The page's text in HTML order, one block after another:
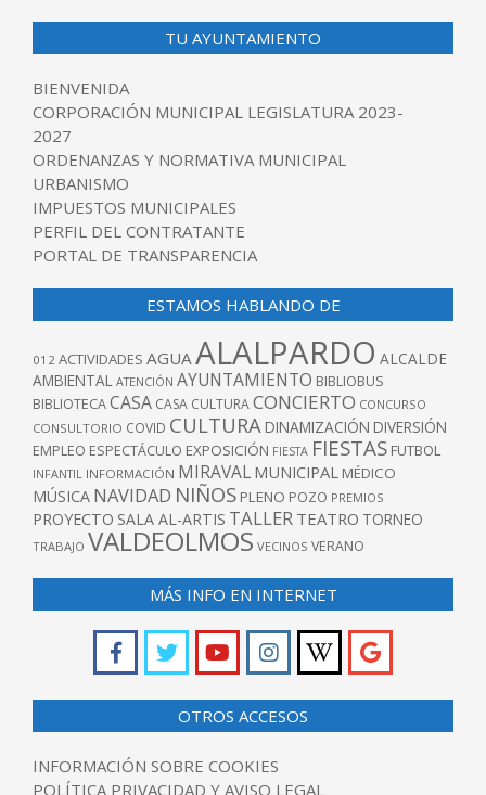
TU AYUNTAMIENTO
BIENVENIDA
CORPORACIÓN MUNICIPAL LEGISLATURA 2023-
2027
ORDENANZAS Y NORMATIVA MUNICIPAL
URBANISMO
IMPUESTOS MUNICIPALES
PERFIL DEL CONTRATANTE
PORTAL DE TRANSPARENCIA
ESTAMOS HABLANDO DE
012 ACTIVIDADES AGUA ALALPARDO ALCALDE
AMBIENTAL ATENCIÓN AYUNTAMIENTO BIBLIOBUS
BIBLIOTECACASA CASA CULTURACONCIERTO CONCURSO
CONSULTORIO COVID CULTURA DINAMIZACIÓN DIVERSIÓN
EMPLEO ESPECTÁCULO EXPOSICIÓN FIESTA FIESTAS FUTBOL
INFANTIL INFORMACIÓN MIRAVAL MUNICIPAL MÉDICO
MÚSICA NAVIDAD NIÑOS PLENO POZO PREMIOS
PROYECTO SALA AL-ARTIS TALLER TEATRO TORNEO
TRABAJO VALDEOLMOS VECINOS VERANO
MÁS INFO EN INTERNET
OTROS ACCESOS
INFORMACIÓN SOBRE COOKIES
POLÍTICA PRIVACIDAD Y AVISO LEGAL